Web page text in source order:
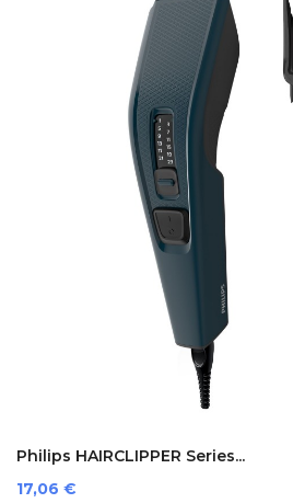
Philips HAIRCLIPPER Series...
Prezzo
17,06 €